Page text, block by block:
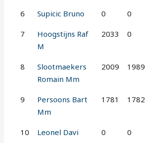
6 Supicic Bruno 0 0
7
Hoogstijns Raf
M
2033 0
8
Slootmaekers
Romain Mm
2009 1989
9
Persoons Bart
Mm
1781 1782
10 Leonel Davi 0 0